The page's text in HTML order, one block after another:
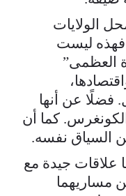
الولايات
فهذه ليست
العظمى”
فضلًا عن أنها
كما أن
السياق نفسه.
علاقات جيدة مع
مساريهما